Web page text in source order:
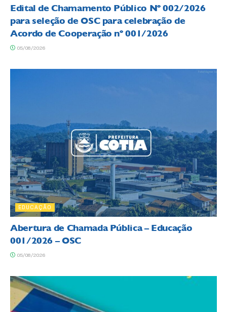
Edital de Chamamento Público Nº 002/2026
para seleção de OSC para celebração de
Acordo de Cooperação nº 001/2026
05/08/2026
EDUCAÇÃO
Abertura de Chamada Pública – Educação
001/2026 – OSC
05/08/2026